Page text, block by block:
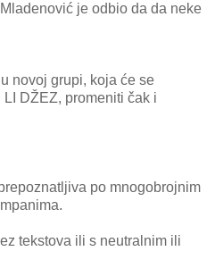
je odbio da da neke
novoj grupi, koja će se
DŽEZ, promeniti čak i
po mnogobrojnim
tekstova ili s neutralnim ili